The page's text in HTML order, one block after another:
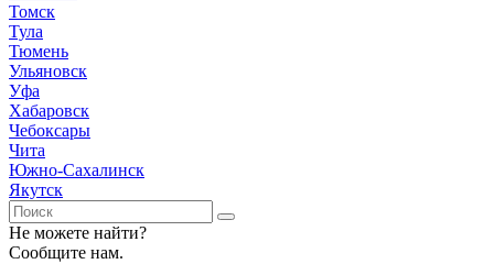
Томск
Тула
Тюмень
Ульяновск
Уфа
Хабаровск
Чебоксары
Чита
Южно-Сахалинск
Якутск
Не можете найти?
Сообщите нам.